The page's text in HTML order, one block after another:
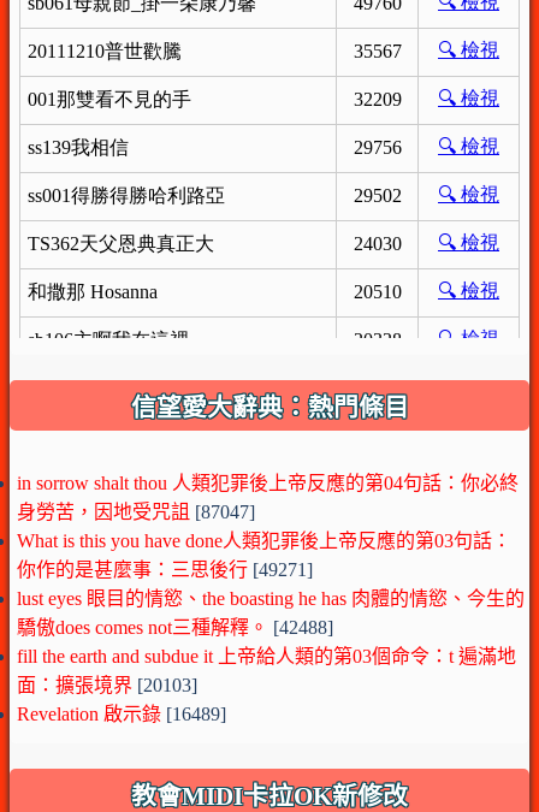
信望愛大辭典：熱門條目
in sorrow shalt thou 人類犯罪後上帝反應的第04句話：你必終
身勞苦，因地受咒詛 [87047]
What is this you have done人類犯罪後上帝反應的第03句話：
你作的是甚麼事：三思後行 [49271]
lust eyes 眼目的情慾、the boasting he has 肉體的情慾、今生的
驕傲does comes not三種解釋。 [42488]
fill the earth and subdue it 上帝給人類的第03個命令：t 遍滿地
面：擴張境界 [20103]
Revelation 啟示錄 [16489]
教會MIDI卡拉OK新修改